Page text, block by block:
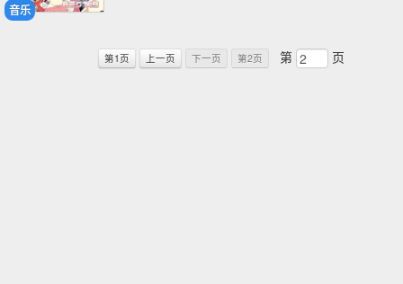
音乐
第1页 上一页 下一页 第2页 第 页